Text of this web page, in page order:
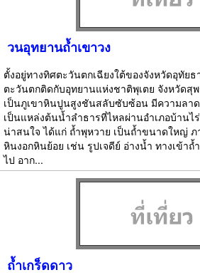
วนอุทยานถ้ำเขาวง
ตั้งอยู่ทางทิศตะวันตกเฉียงใต้ของจังหวัดอุทัย
ตะวันตกติดกับอุทยานแห่งชาติพุเตย จังหวัดสุ
เป็นภูเขาหินปูนสูงชันสลับซับซ้อน มีความลา
เป็นแหล่งต้นน้ำลำธารที่ไหลผ่านอำเภอบ้าน
น่าสนใจ ได้แก่ ถ้ำพุหวาย เป็นถ้ำขนาดใหญ่ ภ
หินงอกหินย้อย เช่น รูปเจดีย์ อ่างน้ำ ทางเข้า
ไป อาก...
ถ้ำเกร็ดดาว